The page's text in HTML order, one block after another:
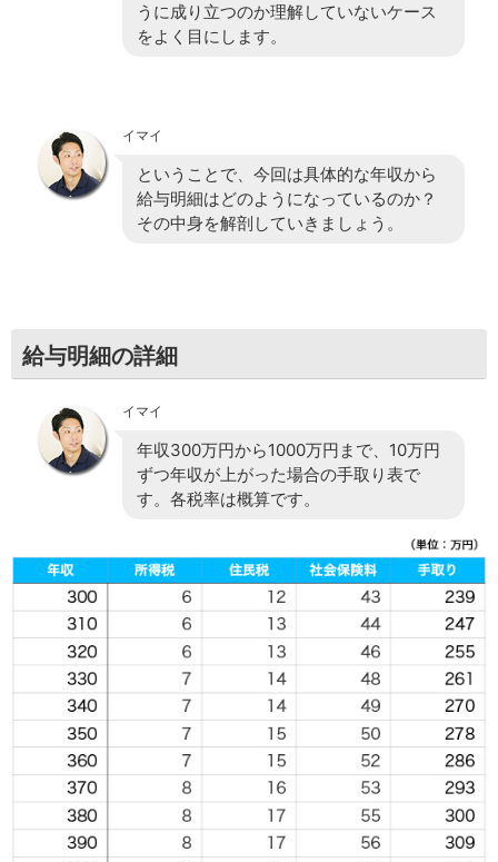
うに成り立つのか理解していないケース
をよく目にします。
イマイ
ということで、今回は具体的な年収から
給与明細はどのようになっているのか？
その中身を解剖していきましょう。
給与明細の詳細
イマイ
年収300万円から1000万円まで、10万円
ずつ年収が上がった場合の手取り表で
す。各税率は概算です。